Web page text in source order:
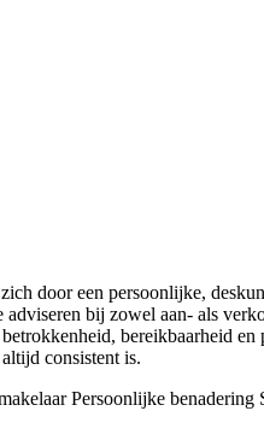
door een persoonlijke,
adviseren bij zowel aan- als
bereikbaarheid
consistent is.
Persoonlijke benadering